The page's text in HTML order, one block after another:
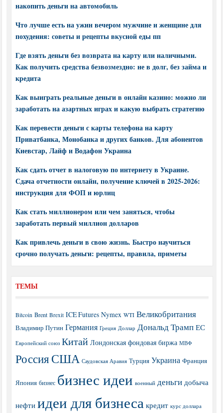
накопить деньги на автомобиль
Что лучше есть на ужин вечером мужчине и женщине для
похудения: советы и рецепты вкусной еды пп
Где взять деньги без возврата на карту или наличными.
Как получить средства безвозмездно: не в долг, без займа и
кредита
Как выиграть реальные деньги в онлайн казино: можно ли
заработать на азартных играх и какую выбрать стратегию
Как перевести деньги с карты телефона на карту
Приватбанка, Монобанка и других банков. Для абонентов
Киевстар, Лайф и Водафон Украина
Как сдать отчет в налоговую по интернету в Украине.
Сдача отчетности онлайн, получение ключей в 2025-2026:
инструкция для ФОП и юрлиц
Как стать миллионером или чем заняться, чтобы
заработать первый миллион долларов
Как привлечь деньги в свою жизнь. Быстро научиться
срочно получать деньги: рецепты, правила, приметы
ТЕМЫ
Bitcoin Brent Brexit ICE Futures Nymex WTI Великобритания
Владимир Путин Германия Греция Доллар Дональд Трамп ЕС
Европейский союз Китай Лондонская фондовая биржа МВФ
РоссияСША Саудовская Аравия Турция Украина Франция
Япония бизнес бизнес идеи военный деньги добыча
нефти идеи для бизнеса кредит курс доллара